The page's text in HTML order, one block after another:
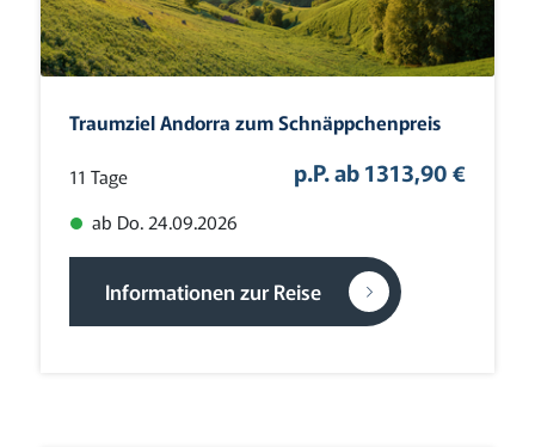
Traumziel Andorra zum Schnäppchenpreis
11 Tage
ab Do. 24.09.2026
p.P. ab 1313,90 €
Informationen zur Reise